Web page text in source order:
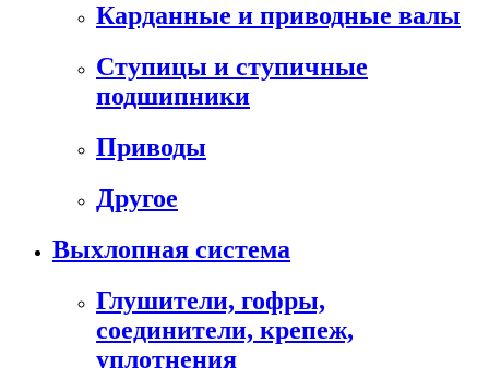
Карданные и приводные валы
Ступицы и ступичные
подшипники
Приводы
Другое
Выхлопная система
Глушители, гофры,
соединители, крепеж,
уплотнения